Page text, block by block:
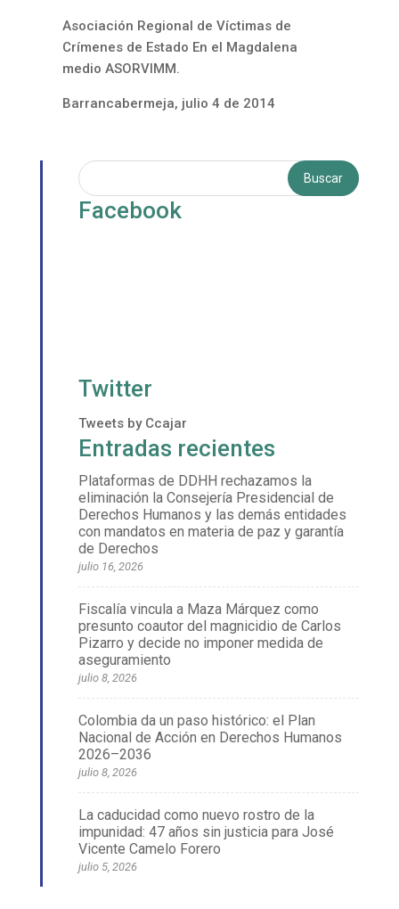
Asociación Regional de Víctimas de
Crímenes de Estado En el Magdalena
medio ASORVIMM.
Barrancabermeja, julio 4 de 2014
Facebook
Twitter
Tweets by Ccajar
Entradas recientes
Plataformas de DDHH rechazamos la
eliminación la Consejería Presidencial de
Derechos Humanos y las demás entidades
con mandatos en materia de paz y garantía
de Derechos
julio 16, 2026
Fiscalía vincula a Maza Márquez como
presunto coautor del magnicidio de Carlos
Pizarro y decide no imponer medida de
aseguramiento
julio 8, 2026
Colombia da un paso histórico: el Plan
Nacional de Acción en Derechos Humanos
2026–2036
julio 8, 2026
La caducidad como nuevo rostro de la
impunidad: 47 años sin justicia para José
Vicente Camelo Forero
julio 5, 2026